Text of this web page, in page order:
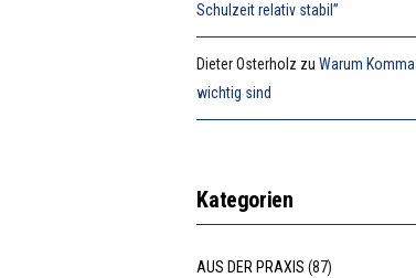
Schulzeit relativ stabil”
Dieter Osterholz zuWarum
wichtig sind
Kategorien
AUS DER PRAXIS (87)